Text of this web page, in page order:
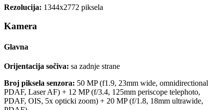
Rezolucija: 1344x2772 piksela
Kamera
Glavna
Orijentacija sočiva: sa zadnje strane
Broj piksela senzora: 50 MP (f1.9, 23mm wide, omnidirectional
PDAF, Laser AF) + 12 MP (f/3.4, 125mm periscope telephoto,
PDAF, OIS, 5x opticki zoom) + 20 MP (f/1.8, 18mm ultrawide,